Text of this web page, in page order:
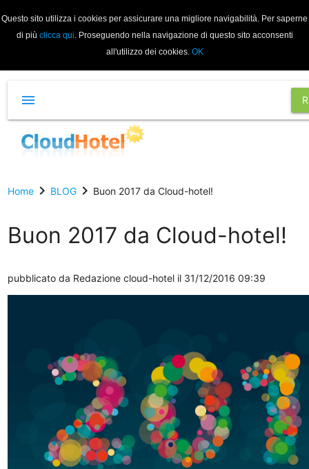
Questo sito utilizza i cookies per assicurare una migliore navigabilità. Per saperne
di più clicca qui. Proseguendo nella navigazione di questo sito acconsenti
all'utilizzo dei cookies. OK
menu
Homechevron_right BLOGchevron_right Buon 2017 da Cloud-hotel!
Buon 2017 da Cloud-hotel!
pubblicato da Redazione cloud-hotelil 31/12/2016 09:39